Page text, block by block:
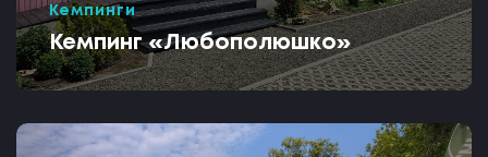
Кемпинги
Кемпинг «Любополюшко»